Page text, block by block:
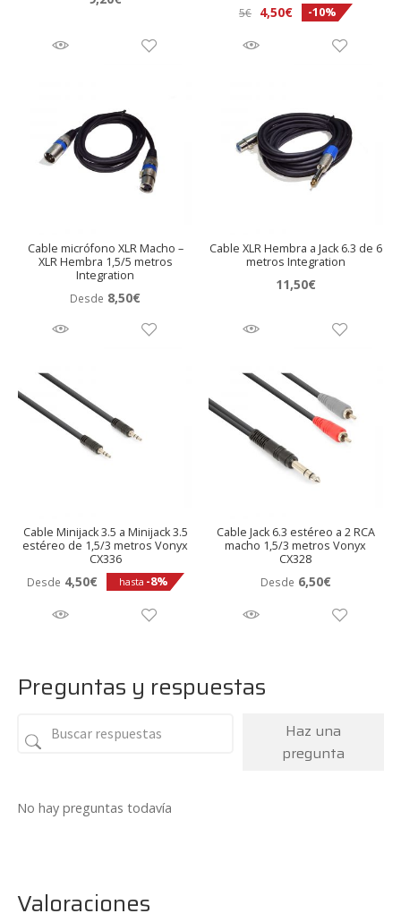
5€
El
original
4,50€El
actual
-10%
Cable micrófono XLR Macho –
XLR Hembra 1,5/5 metros
Integration
Desde 8,50€
Cable XLR Hembra a Jack 6.3 de 6
metros Integration
11,50€
Cable Minijack 3.5 a Minijack 3.5
estéreo de 1,5/3 metros Vonyx
CX336
Desde 4,50€ hasta -8%
Cable Jack 6.3 estéreo a 2 RCA
macho 1,5/3 metros Vonyx
CX328
Desde 6,50€
Preguntas y respuestas
Haz una
pregunta
No hay preguntas todavía
Valoraciones